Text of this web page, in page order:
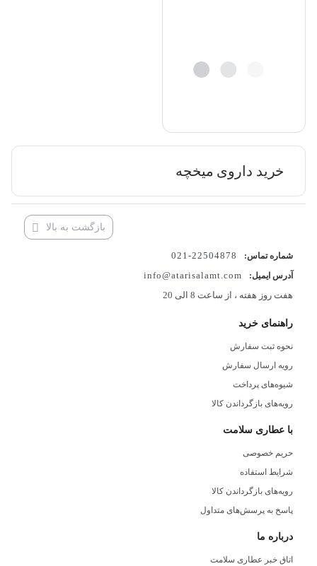
خرید داروی میخچه
بازگشت به بالا
شماره تماس: 22504878-021
آدرس ایمیل:
info@atarisalamt.com
هفت روز هفته ، از ساعت 8 الی 20
راهنمای خرید
نحوه ثبت سفارش
رویه ارسال سفارش
شیوه‌های پرداخت
رویه‌های بازگرداندن کالا
با عطاری سلامت
حریم خصوصی
شرایط استفاده
رویه‌های بازگرداندن کالا
پاسخ به پرسش‌های متداول
درباره ما
اتاق خبر عطاری سلامت